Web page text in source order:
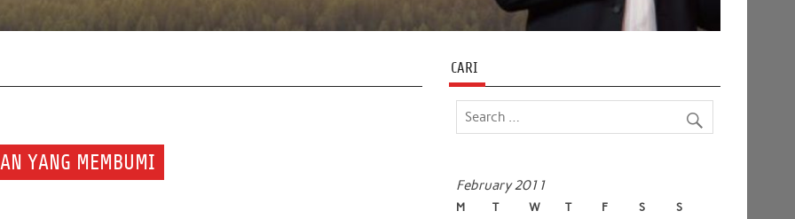
YANG MEMBUMI
CARI
February 2011
M T W T F S S